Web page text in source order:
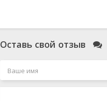
Оставь свой отзыв